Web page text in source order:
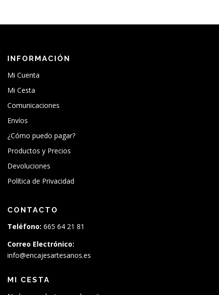
INFORMACIÓN
Mi Cuenta
Mi Cesta
Comunicaciones
Envíos
¿Cómo puedo pagar?
Productos y Precios
Devoluciones
Política de Privacidad
CONTACTO
Teléfono: 665 64 21 81
Correo Electrónico:
info@encajesartesanos.es
MI CESTA